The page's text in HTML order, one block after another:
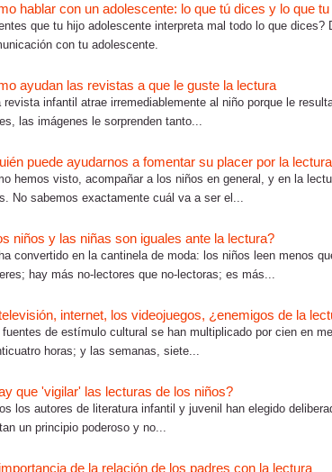
hablar con un adolescente: lo que tú dices y lo que tu
que tu hijo adolescente interpreta mal todo lo que dices?
con tu adolescente.
ayudan las revistas a que le guste la lectura
revista infantil atrae irremediablemente al niño porque le
las imágenes le sorprenden tanto...
puede ayudarnos a fomentar su placer por la
hemos visto, acompañar a los niños en general, y en la
No sabemos exactamente cuál va a ser el...
niños y las niñas son iguales ante la lectura?
convertido en la cantinela de moda: los niños leen menos
hay más no-lectores que no-lectoras; es más...
internet, los videojuegos, ¿enemigos de la
fuentes de estímulo cultural se han multiplicado por cien en
horas; y las semanas, siete...
que 'vigilar' las lecturas de los niños?
los autores de literatura infantil y juvenil han elegido
un principio poderoso y no...
de la relación de los padres con la lectura